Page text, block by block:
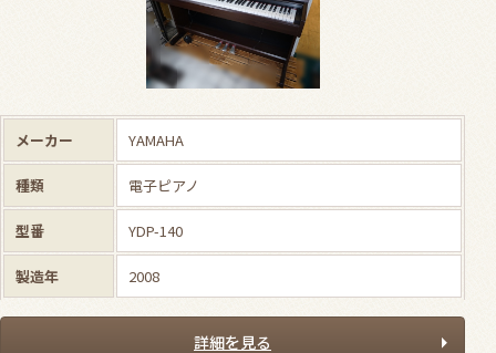
メーカー YAMAHA
種類 電子ピアノ
型番 YDP-140
製造年 2008
詳細を見る